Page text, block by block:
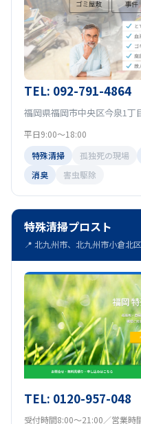
TEL: 092-791-4864
福岡県福岡市中央区今泉1丁
平日9:00～18:00
特殊清掃
孤独死の現場
消臭
害虫駆除
特殊清掃プロスト
📍 北九州市、北九州市小倉北
TEL: 0120-957-048
受付時間8:00～21:00／営業時